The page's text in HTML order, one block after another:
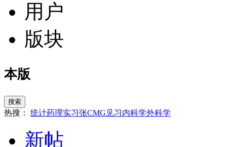
用户
版块
本版
搜索
热搜： 统计药理实习张CMG 见习内科学外科学
新帖